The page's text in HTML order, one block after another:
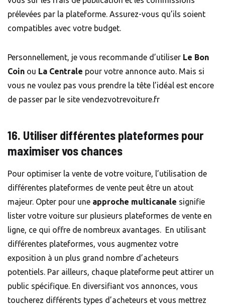
prélevées par la plateforme. Assurez-vous qu’ils soient
compatibles avec votre budget.
Personnellement, je vous recommande d’utiliser Le Bon
Coin ou La Centrale pour votre annonce auto. Mais si
vous ne voulez pas vous prendre la tête l’idéal est encore
de passer par le site vendezvotrevoiture.fr
16. Utiliser différentes plateformes pour
maximiser vos chances
Pour optimiser la vente de votre voiture, l’utilisation de
différentes plateformes de vente peut être un atout
majeur. Opter pour une approche multicanale signifie
lister votre voiture sur plusieurs plateformes de vente en
ligne, ce qui offre de nombreux avantages. En utilisant
différentes plateformes, vous augmentez votre
exposition à un plus grand nombre d’acheteurs
potentiels. Par ailleurs, chaque plateforme peut attirer un
public spécifique. En diversifiant vos annonces, vous
toucherez différents types d’acheteurs et vous mettrez